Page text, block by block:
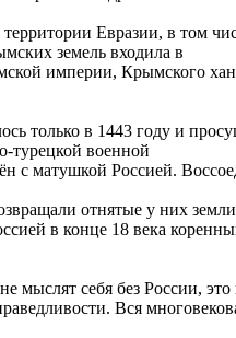
Евразии, в том
земель входила в
империи, Крымского
только в 1443 году и
турецкой военной
матушкой Россией.
отнятые у них
в конце 18 века
мыслят себя без России,
Вся